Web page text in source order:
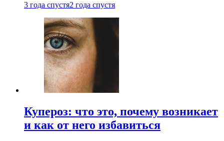
3 года спустя2 года спустя
Купероз: что это, почему возникает
и как от него избавиться